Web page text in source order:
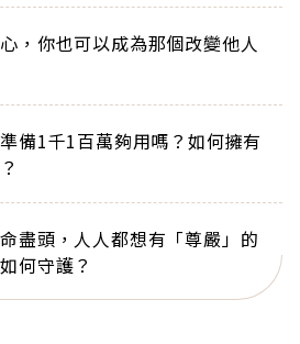
，你也可以成為那個改變他人
備1千1百萬夠用嗎？如何擁有
盡頭，人人都想有「尊嚴」的
何守護？